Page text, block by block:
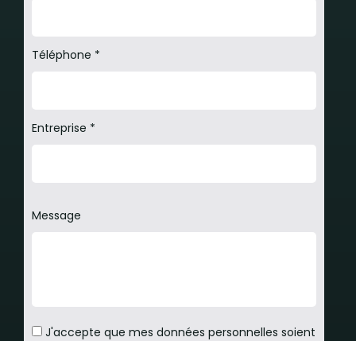
Téléphone *
Entreprise *
Message
J'accepte que mes données personnelles soient